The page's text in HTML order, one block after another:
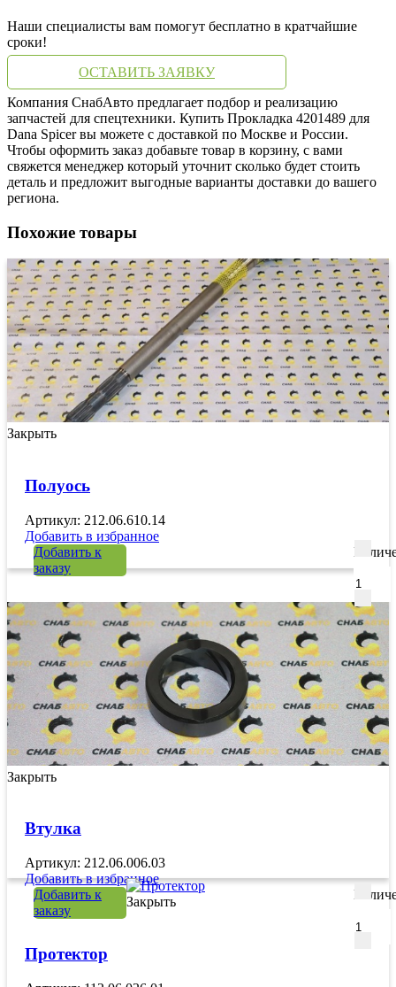
Наши специалисты вам помогут бесплатно в кратчайшие
сроки!
ОСТАВИТЬ ЗАЯВКУ
Компания СнабАвто предлагает подбор и реализацию
запчастей для спецтехники. Купить Прокладка 4201489 для
Dana Spicer вы можете с доставкой по Москве и России.
Чтобы оформить заказ добавьте товар в корзину, с вами
свяжется менеджер который уточнит сколько будет стоить
деталь и предложит выгодные варианты доставки до вашего
региона.
Похожие товары
Закрыть
Полуось
Артикул: 212.06.610.14
Добавить в избранное
Добавить к
заказу
Закрыть
Втулка
Артикул: 212.06.006.03
Добавить в избранное
Добавить к
заказу
Закрыть
Протектор